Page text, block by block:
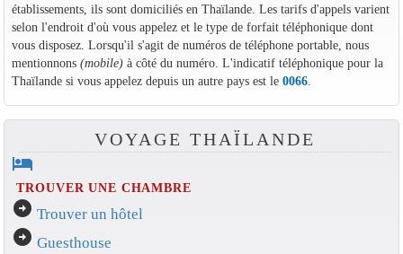
établissements, ils sont domiciliés en Thaïlande. Les tarifs d'appels varient
selon l'endroit d'où vous appelez et le type de forfait téléphonique dont
vous disposez. Lorsqu'il s'agit de numéros de téléphone portable, nous
mentionnons (mobile)à côté du numéro. L'indicatif téléphonique pour la
Thaïlande si vous appelez depuis un autre pays est le 0066.
VOYAGE THAÏLANDE
hotel
TROUVER UNE CHAMBRE
arrow_circle_right Trouver un hôtel
arrow_circle_right Guesthouse